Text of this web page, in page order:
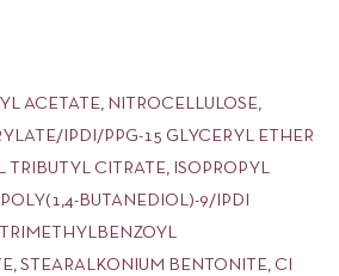
ACETATE, NITROCELLULOSE,
IPDI/PPG-15 GLYCERYL ETHER
TRIBUTYL CITRATE, ISOPROPYL
BUTANEDIOL)-9/IPDI
STEARALKONIUM BENTONITE, CI